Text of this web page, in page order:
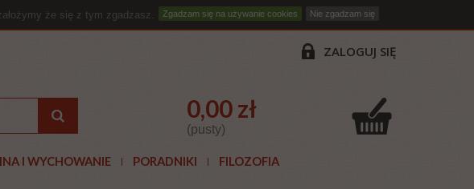
że się z tym zgadzasz. Zgadzam się na używanie cookies Nie zgadzam się
ZALOGUJ SIĘ
0,00 zł
(pusty)
I WYCHOWANIE PORADNIKI FILOZOFIA